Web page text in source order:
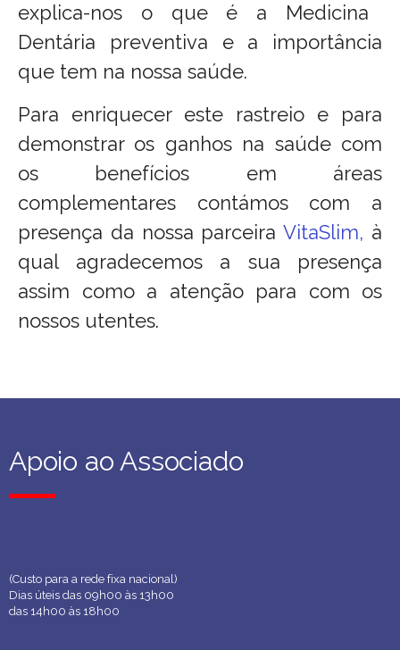
explica-nos o que é a Medicina
Dentária preventiva e a importância
que tem na nossa saúde.
Para enriquecer este rastreio e para
demonstrar os ganhos na saúde com
os benefícios em áreas
complementares contámos com a
presença da nossa parceiraVitaSlim, à
qual agradecemos a sua presença
assim como a atenção para com os
nossos utentes.
Apoio ao Associado
Apoio ao Associado
(Custo para a rede fixa nacional)
Dias úteis das 09h00 às 13h00
das 14h00 às 18h00